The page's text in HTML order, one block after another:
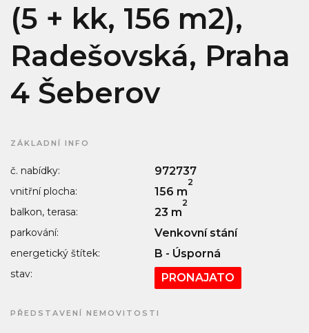
(5 + kk, 156 m2),
Radešovská, Praha
4 Šeberov
ZÁKLADNÍ INFO
č. nabídky: 972737
vnitřní plocha: 156 m
2
balkon, terasa: 23 m
2
parkování: Venkovní stání
energetický štítek: B - Úsporná
stav: PRONAJATO
PŘEDSTAVENÍ NEMOVITOSTI